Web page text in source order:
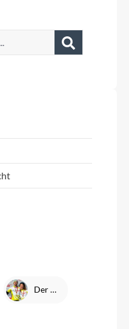
Der German Cycling Cup 2024: SEBAMED Racing Team räumt kräftig ab!